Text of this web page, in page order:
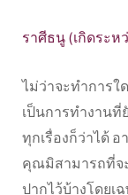
ราศีธนู (เกิดระห
ไม่ว่าจะทำการ
เป็นการทำงานที่
ทุกเรื่องก็ว่าได้
คุณมิสามารถที่จ
ปากไว้บ้างโดยเ